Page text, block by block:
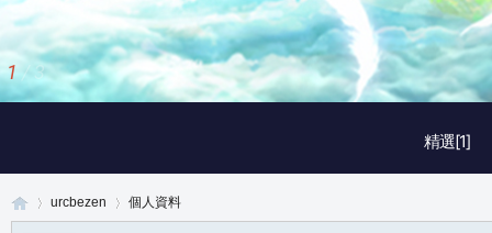
精選[1]
1 / 3
urcbezen 個人資料